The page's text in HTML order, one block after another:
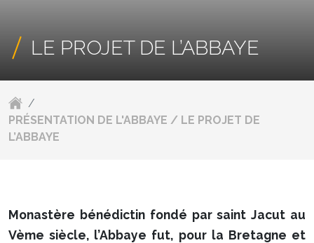
LE PROJET DE L’ABBAYE
/
PRÉSENTATION DE L'ABBAYE / LE PROJET DE
L’ABBAYE
Monastère bénédictin fondé par saint Jacut au
Vème siècle, l’Abbaye fut, pour la Bretagne et